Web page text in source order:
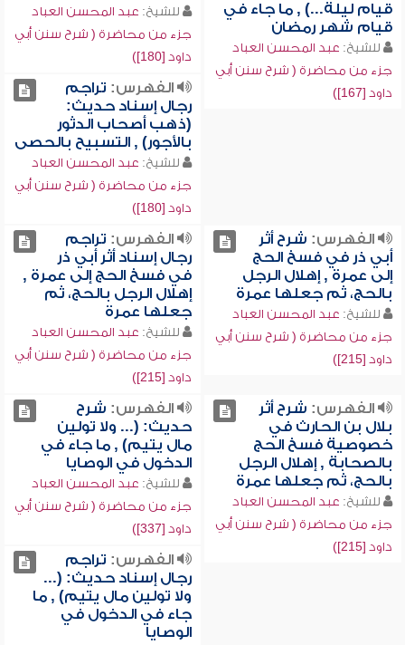
قيام ليلة...) , ما جاء في
قيام شهر رمضان
للشيخ: عبد المحسن العباد
جزء من محاضرة ( شرح سنن أبي
داود [167])
للشيخ: عبد المحسن العباد
جزء من محاضرة ( شرح سنن أبي
داود [180])
الفهرس: تراجم
رجال إسناد حديث:
(ذهب أصحاب الدثور
بالأجور) , التسبيح بالحصى
للشيخ: عبد المحسن العباد
جزء من محاضرة ( شرح سنن أبي
داود [180])
الفهرس: شرح أثر
أبي ذر في فسخ الحج
إلى عمرة , إهلال الرجل
بالحج، ثم جعلها عمرة
للشيخ: عبد المحسن العباد
جزء من محاضرة ( شرح سنن أبي
داود [215])
الفهرس: تراجم
رجال إسناد أثر أبي ذر
في فسخ الحج إلى عمرة ,
إهلال الرجل بالحج، ثم
جعلها عمرة
للشيخ: عبد المحسن العباد
جزء من محاضرة ( شرح سنن أبي
داود [215])
الفهرس: شرح أثر
بلال بن الحارث في
خصوصية فسخ الحج
بالصحابة , إهلال الرجل
بالحج، ثم جعلها عمرة
للشيخ: عبد المحسن العباد
جزء من محاضرة ( شرح سنن أبي
داود [215])
الفهرس: شرح
حديث: (... ولا تولين
مال يتيم) , ما جاء في
الدخول في الوصايا
للشيخ: عبد المحسن العباد
جزء من محاضرة ( شرح سنن أبي
داود [337])
الفهرس: تراجم
رجال إسناد حديث: (...
ولا تولين مال يتيم) , ما
جاء في الدخول في
الوصايا